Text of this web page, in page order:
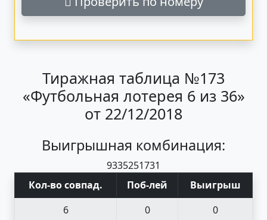
Тиражная таблица №173
«Футбольная лотерея 6 из 36»
от 22/12/2018
Выигрышная комбинация:
9335251731
Кол-во совпад. Поб-лей
Выигрыш
6
0
0